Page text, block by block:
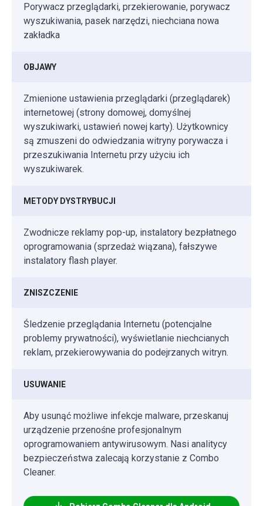
Porywacz przeglądarki, przekierowanie, porywacz
wyszukiwania, pasek narzędzi, niechciana nowa
zakładka
OBJAWY
Zmienione ustawienia przeglądarki (przeglądarek)
internetowej (strony domowej, domyślnej
wyszukiwarki, ustawień nowej karty). Użytkownicy
są zmuszeni do odwiedzania witryny porywacza i
przeszukiwania Internetu przy użyciu ich
wyszukiwarek.
METODY DYSTRYBUCJI
Zwodnicze reklamy pop-up, instalatory bezpłatnego
oprogramowania (sprzedaż wiązana), fałszywe
instalatory flash player.
ZNISZCZENIE
Śledzenie przeglądania Internetu (potencjalne
problemy prywatności), wyświetlanie niechcianych
reklam, przekierowywania do podejrzanych witryn.
USUWANIE
Aby usunąć możliwe infekcje malware, przeskanuj
urządzenie przenośne profesjonalnym
oprogramowaniem antywirusowym. Nasi analitycy
bezpieczeństwa zalecają korzystanie z Combo
Cleaner.